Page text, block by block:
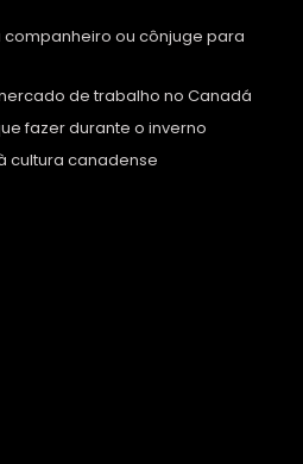
ou cônjuge para
de trabalho no Canadá
fazer durante o inverno
cultura canadense